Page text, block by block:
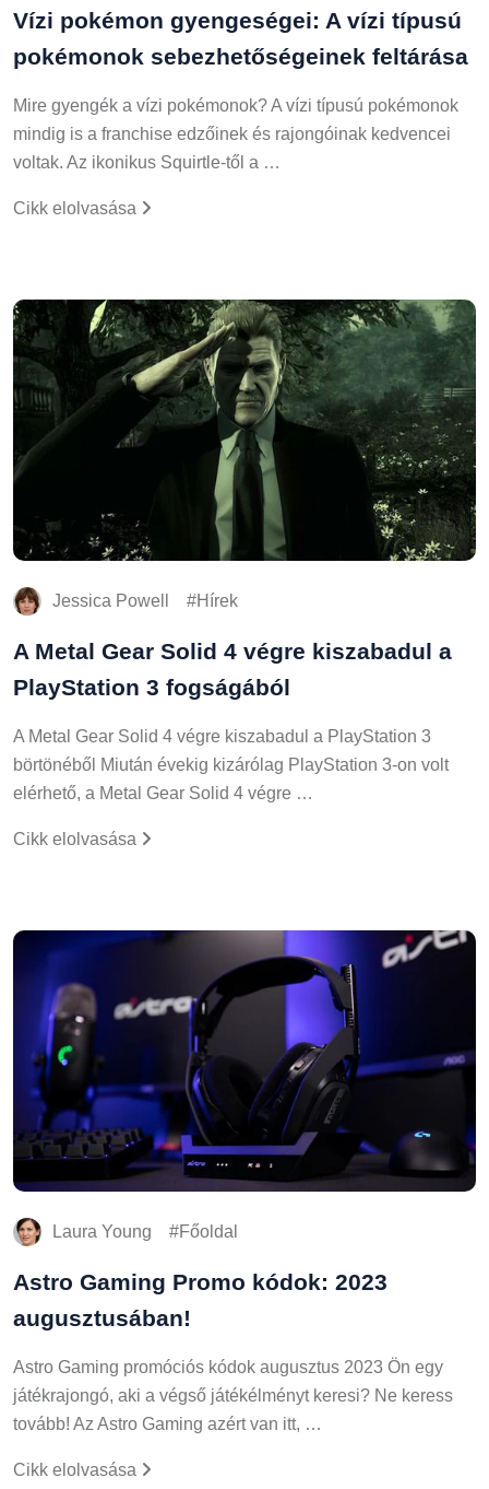
Vízi pokémon gyengeségei: A vízi típusú
pokémonok sebezhetőségeinek feltárása
Mire gyengék a vízi pokémonok? A vízi típusú pokémonok
mindig is a franchise edzőinek és rajongóinak kedvencei
voltak. Az ikonikus Squirtle-től a …
Cikk elolvasása
Jessica Powell Hírek
A Metal Gear Solid 4 végre kiszabadul a
PlayStation 3 fogságából
A Metal Gear Solid 4 végre kiszabadul a PlayStation 3
börtönéből Miután évekig kizárólag PlayStation 3-on volt
elérhető, a Metal Gear Solid 4 végre …
Cikk elolvasása
Laura Young Főoldal
Astro Gaming Promo kódok: 2023
augusztusában!
Astro Gaming promóciós kódok augusztus 2023 Ön egy
játékrajongó, aki a végső játékélményt keresi? Ne keress
tovább! Az Astro Gaming azért van itt, …
Cikk elolvasása